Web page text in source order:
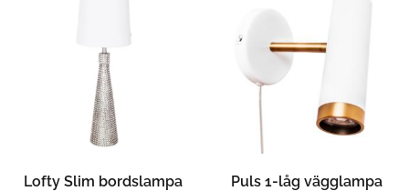
Lofty Slim bordslampa Puls 1-låg vägglampa